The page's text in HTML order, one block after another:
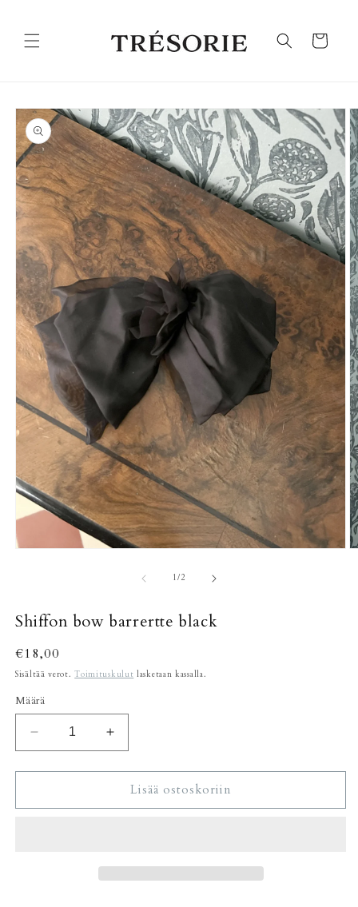
sisältöön
Ostoskori
Siirry
tuotetietoihin
1//2
Shiffon bow barrertte black
Normaalihinta
€18,00
Sisältää verot.Toimituskulut lasketaan kassalla.
Määrä
Vähennä
tuotteen
Shiffon
barrertte
Lisää
tuotteen
Shiffon
bow
barrertte
Lisää ostoskoriin